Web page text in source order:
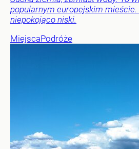
popularnym europejskim
niepokojąco niski.
MiejscaPodróże